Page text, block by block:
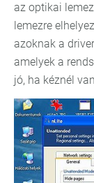
az optikai
lemezre
azoknak a
amelyek a
jó, ha kéznél